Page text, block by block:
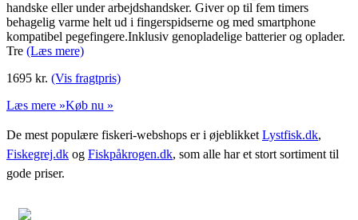
handske eller under arbejdshandsker. Giver op til fem timers
behagelig varme helt ud i fingerspidserne og med smartphone
kompatibel pegefingere.Inklusiv genopladelige batterier og oplader.
Tre (Læs mere)
1695 kr. (Vis fragtpris)
Læs mere »Køb nu »
De mest populære fiskeri-webshops er i øjeblikket Lystfisk.dk,
Fiskegrej.dk og Fiskpåkrogen.dk, som alle har et stort sortiment til
gode priser.